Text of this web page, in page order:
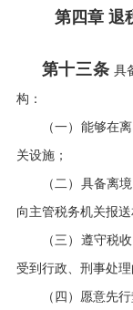
第四章 退
第十三条 具
构：
（一）能够在
关设施；
（二）具备离
向主管税务机关报送
（三）遵守税
受到行政、刑事处理
（四）愿意先